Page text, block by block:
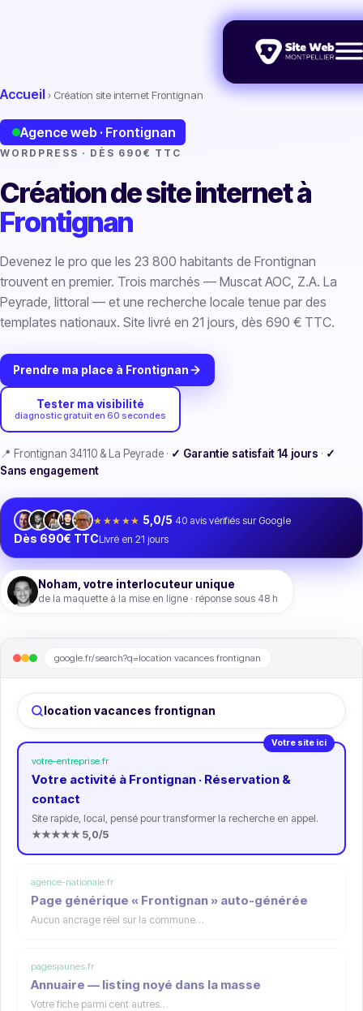
Accueil › Création site internet Frontignan
Agence web · Frontignan
WORDPRESS · DÈS 690€ TTC
Création de site internet à
Frontignan
Devenez le pro que les 23 800 habitants de Frontignan
trouvent en premier. Trois marchés — Muscat AOC, Z.A. La
Peyrade, littoral — et une recherche locale tenue par des
templates nationaux. Site livré en 21 jours, dès 690 € TTC.
Prendre ma place à Frontignan
Tester ma visibilité
diagnostic gratuit en 60 secondes
📍 Frontignan 34110 & La Peyrade · ✓ Garantie satisfait 14 jours · ✓
Sans engagement
★★★★★ 5,0/5 40avis vérifiés sur Google
Dès 690€ TTCLivré en 21 jours
Noham, votre interlocuteur unique
de la maquette à la mise en ligne · réponse sous 48 h
google.fr/search?q=location vacances
location vacances
Votre site ici
votre-entreprise.fr
Votre activité à Frontignan · Réservation &
contact
Site rapide, local, pensé pour transformer la recherche en appel.
★★★★★ 5,0/5
agence-nationale.fr
Page générique « Frontignan » auto-générée
Aucun ancrage réel sur la commune…
pagesjaunes.fr
Annuaire — listing noyé dans la masse
Votre fiche parmi cent autres…